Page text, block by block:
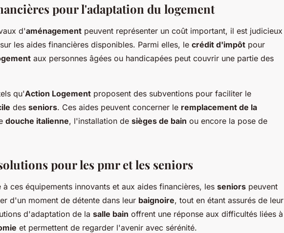
pour l'adaptation du logement
d'aménagement peuvent représenter un coût important, il est judicieux
les aides financières disponibles. Parmi elles, le crédit d'impôt pour
aux personnes âgées ou handicapées peut couvrir une partie des
qu'Action Logement proposent des subventions pour faciliter le
des seniors. Ces aides peuvent concerner le remplacement de la
douche italienne, l'installation de sièges de bain ou encore la pose de
pour les pmr et les seniors
à ces équipements innovants et aux aides financières, les seniors peuvent
d'un moment de détente dans leur baignoire, tout en étant assurés de leur
d'adaptation de la salle bain offrent une réponse aux difficultés liées à
et permettent de regarder l'avenir avec sérénité.